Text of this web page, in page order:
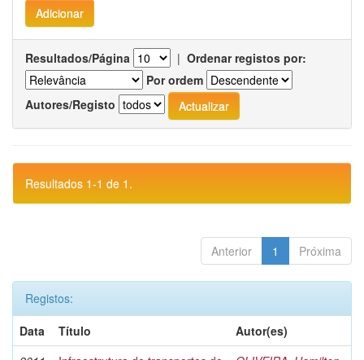
Resultados/Página | Ordenar registos por:
Por ordem
Autores/Registo
Resultados 1-1 de 1.
Anterior 1 Próxima
Registos:
Data
Título
Autor(es)